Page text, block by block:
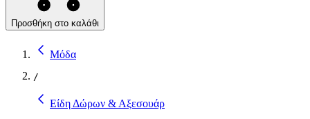
Προσθήκη στο καλάθι
Μόδα
/
Είδη Δώρων & Αξεσουάρ